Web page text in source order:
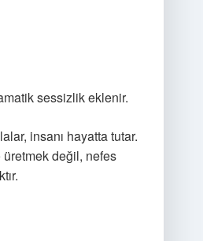
sessizlik eklenir.
insanı hayatta tutar.
değil, nefes